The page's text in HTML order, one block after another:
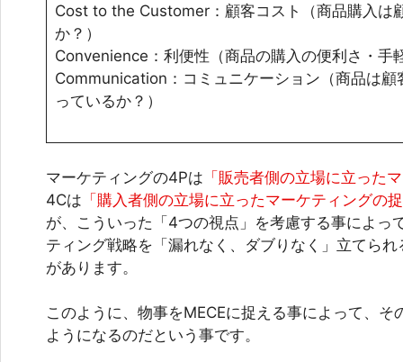
Cost to the Customer： 顧客コスト（商品購入は
か？）
Convenience： 利便性（商品の購入の便利さ・手
Communication： コミュニケーション（商品は
っているか？）
マーケティングの4Pは 「販売者側の立場に立った
4Cは 「購入者側の立場に立ったマーケティングの
が、こういった「4つの視点」を考慮する事によっ
ティング戦略を「漏れなく、ダブりなく」立てら
があります。
このように、物事をMECEに捉える事によって、そ
ようになるのだという事です。